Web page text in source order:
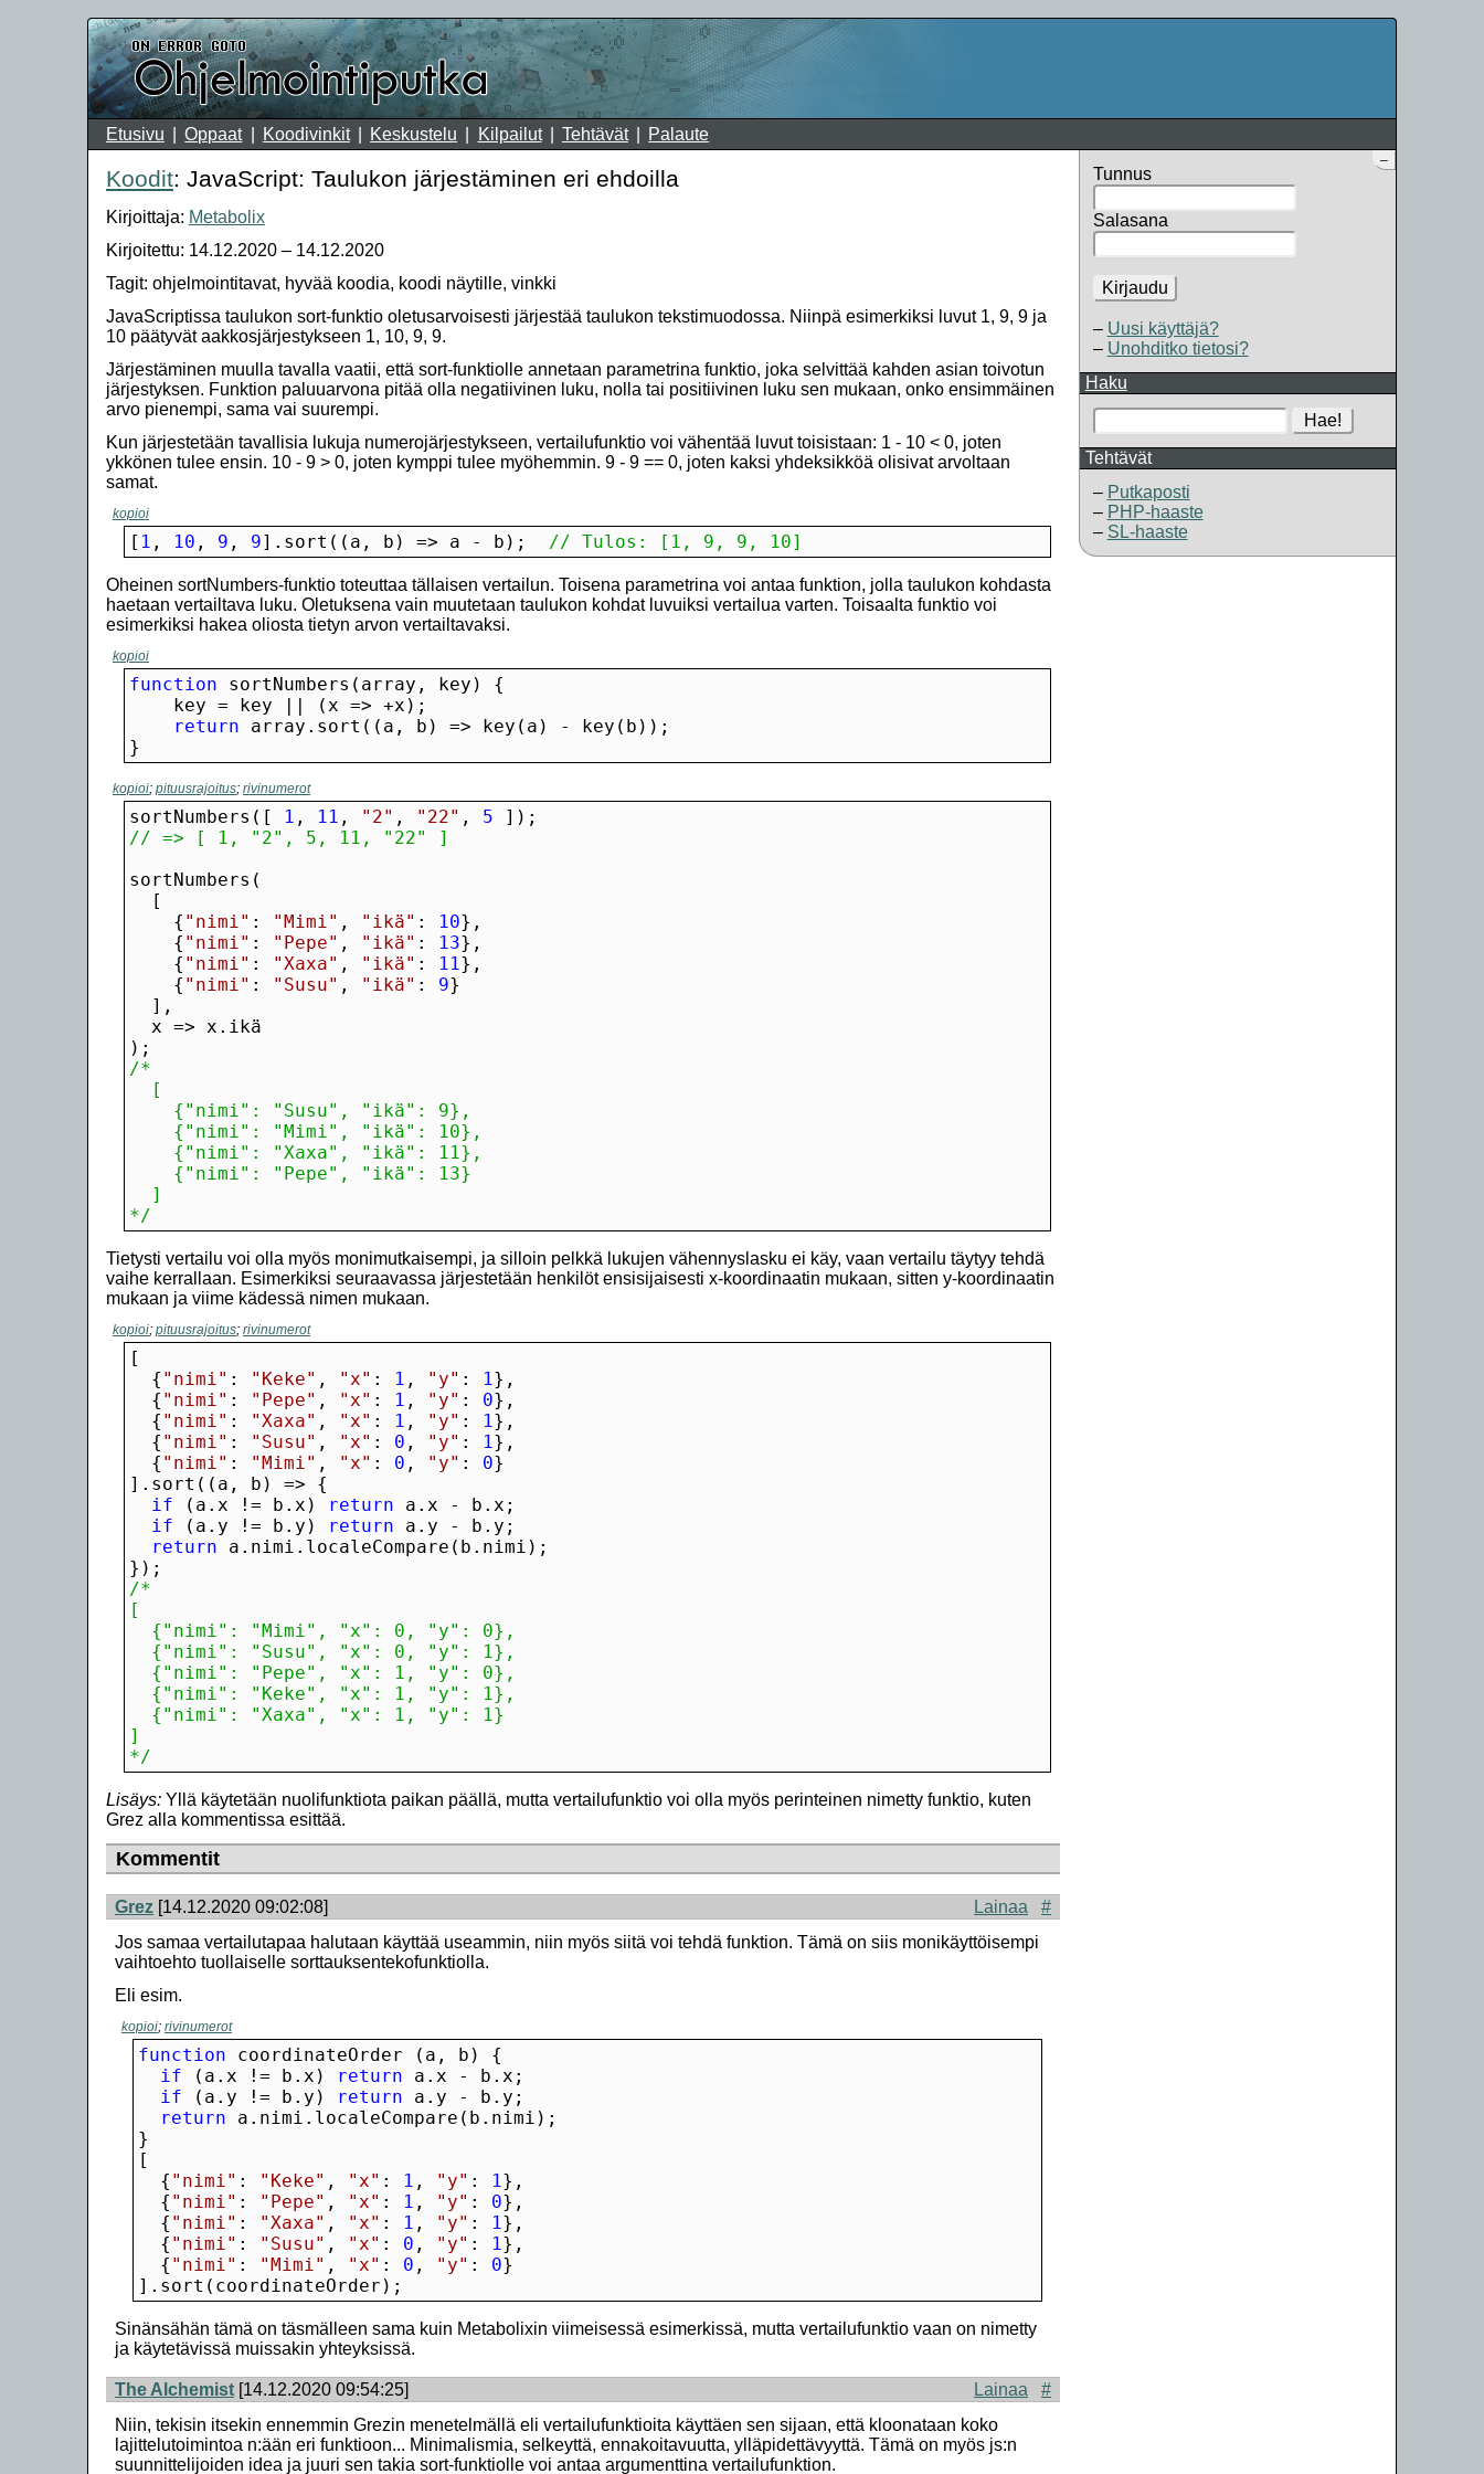
Etusivu Oppaat Koodivinkit Keskustelu Kilpailut Tehtävät Palaute
–
Tunnus
Salasana
Kirjaudu
Uusi käyttäjä?
Unohditko tietosi?
Haku
Hae!
Tehtävät
Putkaposti
PHP-haaste
SL-haaste
Koodit: JavaScript: Taulukon järjestäminen eri ehdoilla
Kirjoittaja: Metabolix
Kirjoitettu: 14.12.2020 – 14.12.2020
Tagit: ohjelmointitavat, hyvää koodia, koodi näytille, vinkki
JavaScriptissa taulukon sort-funktio oletusarvoisesti järjestää taulukon tekstimuodossa. Niinpä esimerkiksi luvut 1, 9, 9 ja
10 päätyvät aakkosjärjestykseen 1, 10, 9, 9.
Järjestäminen muulla tavalla vaatii, että sort-funktiolle annetaan parametrina funktio, joka selvittää kahden asian toivotun
järjestyksen. Funktion paluuarvona pitää olla negatiivinen luku, nolla tai positiivinen luku sen mukaan, onko ensimmäinen
arvo pienempi, sama vai suurempi.
Kun järjestetään tavallisia lukuja numerojärjestykseen, vertailufunktio voi vähentää luvut toisistaan: 1 - 10 < 0, joten
ykkönen tulee ensin. 10 - 9 > 0, joten kymppi tulee myöhemmin. 9 - 9 == 0, joten kaksi yhdeksikköä olisivat arvoltaan
samat.
kopioi
[ 1 , 10 , 9 , 9].sort((a, b) => a - b);
  // Tulos: [1, 9, 9, 10]
Oheinen sortNumbers-funktio toteuttaa tällaisen vertailun. Toisena parametrina voi antaa funktion, jolla taulukon kohdasta
haetaan vertailtava luku. Oletuksena vain muutetaan taulukon kohdat luvuiksi vertailua varten. Toisaalta funktio voi
esimerkiksi hakea oliosta tietyn arvon vertailtavaksi.
kopioi
function
return
}
kopioi; pituusrajoitus; rivinumerot
sortNumbers([ 1 , 11 , "2" , "22" , 5 ]);
// => [ 1, "2", 5, 11, "22" ]
    {
"nimi" : "Mimi" , "ikä" : 10
    {
"nimi" : "Pepe" , "ikä" : 13
    {
"nimi" : "Xaxa" , "ikä" : 11
    {
"nimi" : "Susu" , "ikä" : 9
);
*/
Tietysti vertailu voi olla myös monimutkaisempi, ja silloin pelkkä lukujen vähennyslasku ei käy, vaan vertailu täytyy tehdä
vaihe kerrallaan. Esimerkiksi seuraavassa järjestetään henkilöt ensisijaisesti x-koordinaatin mukaan, sitten y-koordinaatin
mukaan ja viime kädessä nimen mukaan.
kopioi; pituusrajoitus; rivinumerot
  {
"nimi" : "Keke" , "x" : 1 , "y" : 1
  {
"nimi" : "Pepe" , "x" : 1 , "y" : 0
  {
"nimi" : "Xaxa" , "x" : 1 , "y" : 1
  {
"nimi" : "Susu" , "x" : 0 , "y" : 1
  {
"nimi" : "Mimi" , "x" : 0 , "y" : 0
if (a.x != b.x) return
if (a.y != b.y) return
return
});
*/
Lisäys: Yllä käytetään nuolifunktiota paikan päällä, mutta vertailufunktio voi olla myös perinteinen nimetty funktio, kuten
Grez alla kommentissa esittää.
Kommentit
Grez [14.12.2020 09:02:08] Lainaa
#
Jos samaa vertailutapaa halutaan käyttää useammin, niin myös siitä voi tehdä funktion. Tämä on siis monikäyttöisempi
vaihtoehto tuollaiselle sorttauksentekofunktiolla.
Eli esim.
kopioi; rivinumerot
function
if (a.x != b.x) return
if (a.y != b.y) return
return
  {
"nimi" : "Keke" , "x" : 1 , "y" : 1
  {
"nimi" : "Pepe" , "x" : 1 , "y" : 0
  {
"nimi" : "Xaxa" , "x" : 1 , "y" : 1
  {
"nimi" : "Susu" , "x" : 0 , "y" : 1
  {
"nimi" : "Mimi" , "x" : 0 , "y" : 0
].sort(coordinateOrder);
Sinänsähän tämä on täsmälleen sama kuin Metabolixin viimeisessä esimerkissä, mutta vertailufunktio vaan on nimetty
ja käytetävissä muissakin yhteyksissä.
The Alchemist [14.12.2020 09:54:25] Lainaa
#
Niin, tekisin itsekin ennemmin Grezin menetelmällä eli vertailufunktioita käyttäen sen sijaan, että kloonataan koko
lajittelutoimintoa n:ään eri funktioon... Minimalismia, selkeyttä, ennakoitavuutta, ylläpidettävyyttä. Tämä on myös js:n
suunnittelijoiden idea ja juuri sen takia sort-funktiolle voi antaa argumenttina vertailufunktion.